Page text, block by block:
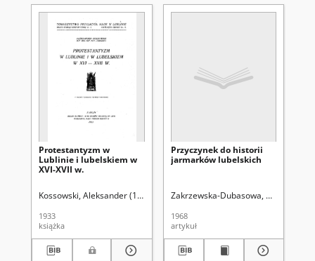
Protestantyzm w
Lublinie i lubelskiem w
XVI-XVII w.
Kossowski, Aleksander (1886-1965)
1933
książka
Przyczynek do historii
jarmarków lubelskich
Zakrzewska-Dubasowa, Mirosława
1968
artykuł